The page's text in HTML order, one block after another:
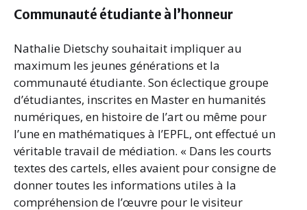
Communauté étudiante à l’honneur
Nathalie Dietschy souhaitait impliquer au
maximum les jeunes générations et la
communauté étudiante. Son éclectique groupe
d’étudiantes, inscrites en Master en humanités
numériques, en histoire de l’art ou même pour
l’une en mathématiques à l’EPFL, ont effectué un
véritable travail de médiation. « Dans les courts
textes des cartels, elles avaient pour consigne de
donner toutes les informations utiles à la
compréhension de l’œuvre pour le visiteur